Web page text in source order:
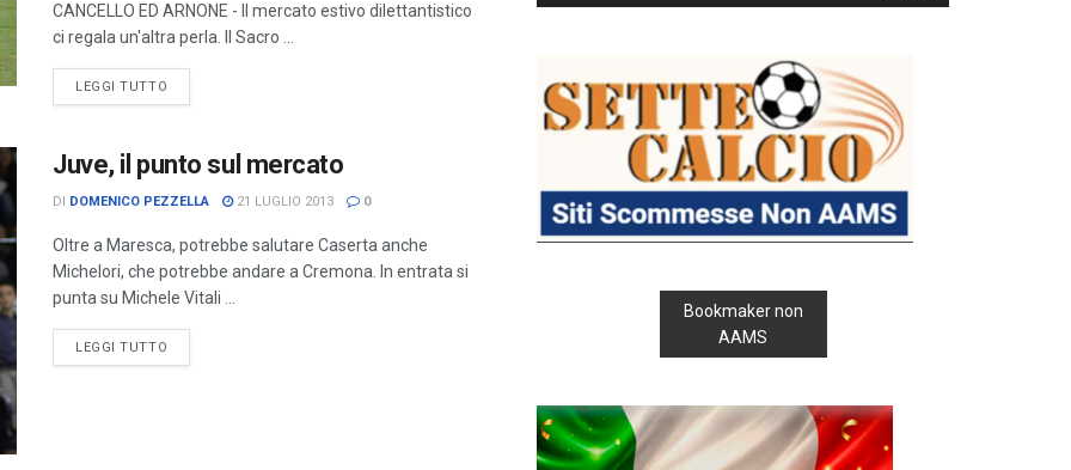
CANCELLO ED ARNONE - Il mercato estivo dilettantistico
ci regala un'altra perla. Il Sacro ...
LEGGI TUTTO
Juve, il punto sul mercato
DI DOMENICO PEZZELLA 21 LUGLIO 2013 0
Oltre a Maresca, potrebbe salutare Caserta anche
Michelori, che potrebbe andare a Cremona. In entrata si
punta su Michele Vitali ...
LEGGI TUTTO
Bookmaker non
AAMS